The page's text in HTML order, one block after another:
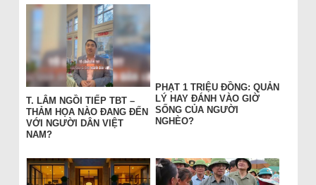
T. LÂM NGỒI TIẾP TBT –
THẢM HỌA NÀO ĐANG ĐẾN
VỚI NGƯỜI DÂN VIỆT
NAM?
PHẠT 1 TRIỆU ĐỒNG: QUẢN
LÝ HAY ĐÁNH VÀO GIỜ
SỐNG CỦA NGƯỜI
NGHÈO?